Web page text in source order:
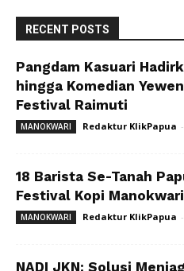
RECENT POSTS
Pangdam Kasuari
hingga Komedian
Festival Raimuti
MANOKWARI Redaktur KlikPapua -
18 Barista Se-Tanah
Festival Kopi
MANOKWARI Redaktur KlikPapua -
NADI JKN: Solusi